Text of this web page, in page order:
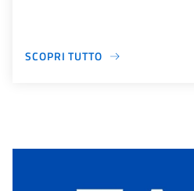
SCOPRI TUTTO